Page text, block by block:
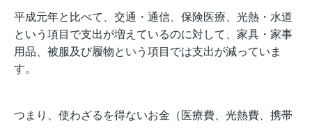
平成元年と比べて、 交通・通信、保険医療、光熱・水道
という項目で支出が増えているのに対して、 家具・家事
用品、被服及び履物という項目では支出が減っていま
す。
つまり、使わざるを得ないお金（医療費、光熱費、携帯